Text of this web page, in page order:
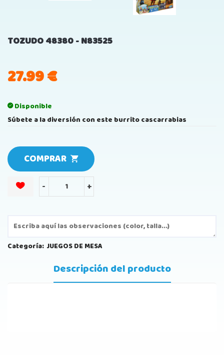
TOZUDO 48380 - N83525
27.99€
Disponible
Súbete a la diversión con este burrito cascarrabias
COMPRAR
- +
Categoría: JUEGOS DE MESA
Descripción del producto